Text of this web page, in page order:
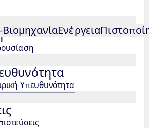
Ενέργεια
Υπευθυνότητα
Προϊόντων